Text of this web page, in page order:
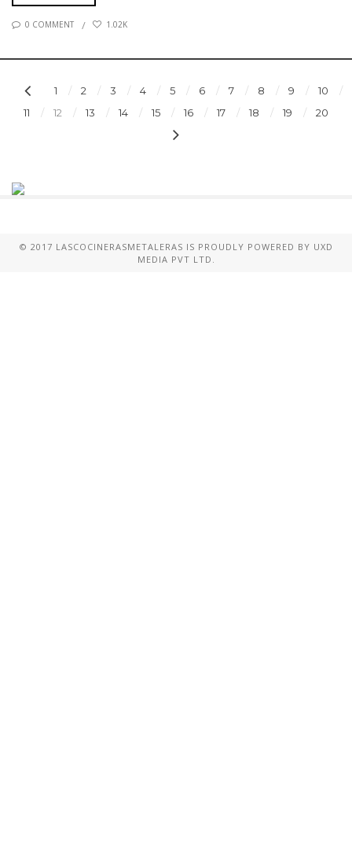
0 COMMENT 1.02K
1 2 3 4 5 6 7 8 9
10
11
12 13 14 15 16 17 18 19 20
© 2017 LASCOCINERASMETALERAS IS PROUDLY POWERED BY UXD
MEDIA PVT LTD.